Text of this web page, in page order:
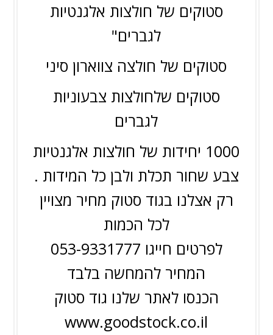
סטוקים של חולצות אלגנטיות
לגברים"
סטוקים של חולצה צווארון סיני
סטוקים שלחולצות צבעוניות
לגברים
1000 יחידות של חולצות אלגנטיות
צבע שחור תכלת ולבן כל המידות .
רק אצלנו בגוד סטוק מחיר מצויין
לכל הכמות
לפרטים חייגו 053-9331777
המחיר להמחשה בלבד
הכנסו לאתר שלנו גוד סטוק
www.goodstock.co.il